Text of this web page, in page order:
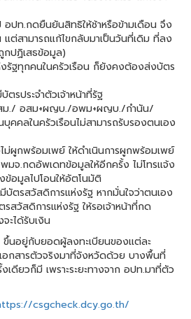
อปท.กดยืนยันสิทธิให้ช้าหรือข้ามเดือน จึง
แต่สามารถแก้ไขกลับมาเป็นวันที่เดิม ที่ลง
กปฏิเสธข้อมูล)
รัฐทุกคนในครัวเรือน ก็ยังคงต้องส่งบัตร
ตรประจำตัวเจ้าหน้าที่รัฐ
./ อสม+ผญบ./อพม+ผญบ./กำนัน/
บุคคลในครัวเรือนไม่สามารถรับรองตนเอง
ม่ผูกพร้อมเพย์ ให้ดำเนินการผูกพร้อมเพย์
พมจ.กดอัพเดทข้อมูลให้อีกครั้ง ไม่โทรเเจ้ง
ข้อมูลไปโอนให้อัตโนมัติ
บัตรสวัสดิการแห่งรัฐ หากมั่นใจว่าตนเอง
สวัสดิการแห่งรัฐ ให้รอเจ้าหน้าที่กด
ะได้รับเงิน
ขึ้นอยู่กับยอดผู้ลงทะเบียนของเเต่ละ
กสารตัวจริงมาที่จังหวัดด้วย บางพื้นที่
ดียวก็มี เพราะระยะทางจาก อปท.มาที่ตัว
csgcheck.dcy.go.th/